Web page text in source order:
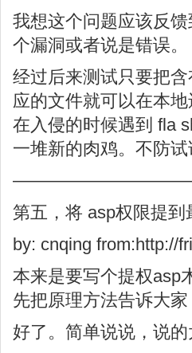
我想这个问题应该反
个漏洞或者说是错误。
经过后来测试只要把
应的文件就可以在本
在入侵的时候遇到 fla
一堆新的肉鸡。不防
第五，将 asp权限提到
by: cnqing from:http://
本来是要写个提权asp
先把原理方法告诉大家
好了。简单说说，说